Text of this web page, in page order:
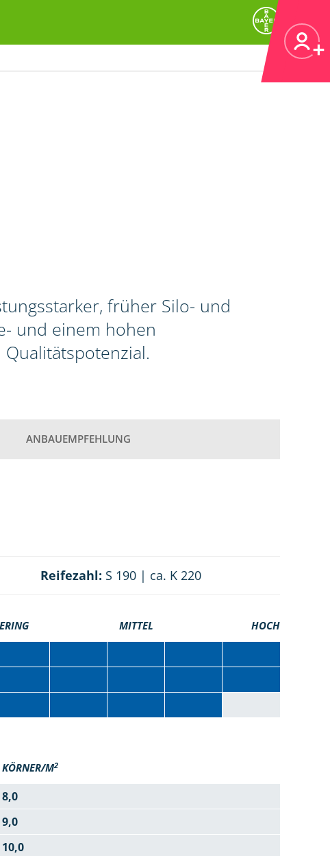
früher Silo- und
und einem hohen
ANBAUEMPFEHLUNG
Reifezahl: S 190 | ca. K 220
MITTEL HOCH
KÖRNER/M2
8,0
9,0
10,0